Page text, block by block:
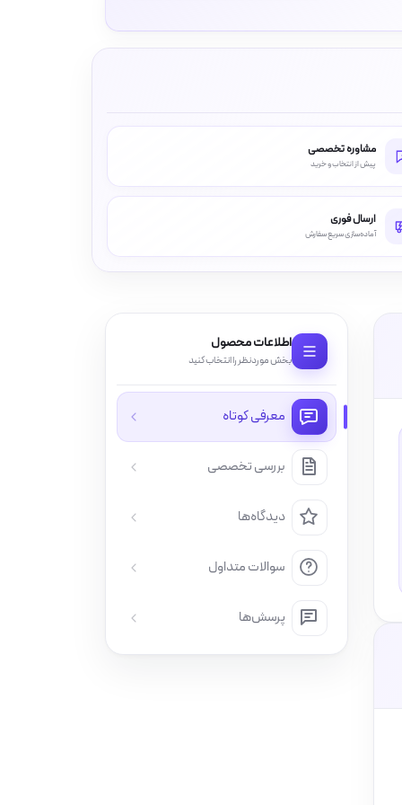
اطلاعات محصول
بخش موردنظر را انتخاب کنید
معرفی کوتاه
بررسی تخصصی
دیدگاه‌ها
سوالات متداول
پرسش‌ها
مشاوره تخصصی
پیش از انتخاب و خرید
ارسال فوری
آماده‌سازی سریع سفارش